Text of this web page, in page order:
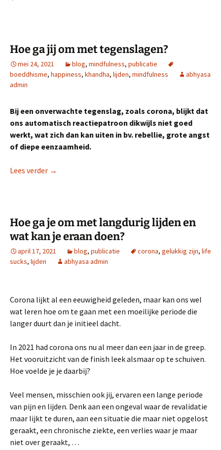
Hoe ga jij om met tegenslagen?
mei 24, 2021 blog, mindfulness, publicatie
boeddhisme, happiness, khandha, lijden, mindfulness
abhyasa
admin
Bij een onverwachte tegenslag, zoals corona, blijkt dat
ons automatisch reactiepatroon dikwijls niet goed
werkt, wat zich dan kan uiten in bv. rebellie, grote angst
of diepe eenzaamheid.
Lees verder Hoe ga jij om met tegenslagen?
→
Hoe ga je om met langdurig lijden en
wat kan je eraan doen?
april 17, 2021 blog, publicatie corona, gelukkig zijn, life
sucks, lijden abhyasa admin
Corona lijkt al een eeuwigheid geleden, maar kan ons wel
wat leren hoe om te gaan met een moeilijke periode die
langer duurt dan je initieel dacht.
In 2021 had corona ons nu al meer dan een jaar in de greep.
Het vooruitzicht van de finish leek alsmaar op te schuiven.
Hoe voelde je je daarbij?
Veel mensen, misschien ook jij, ervaren een lange periode
van pijn en lijden. Denk aan een ongeval waar de revalidatie
maar lijkt te duren, aan een situatie die maar niet opgelost
geraakt, een chronische ziekte, een verlies waar je maar
niet over geraakt, …